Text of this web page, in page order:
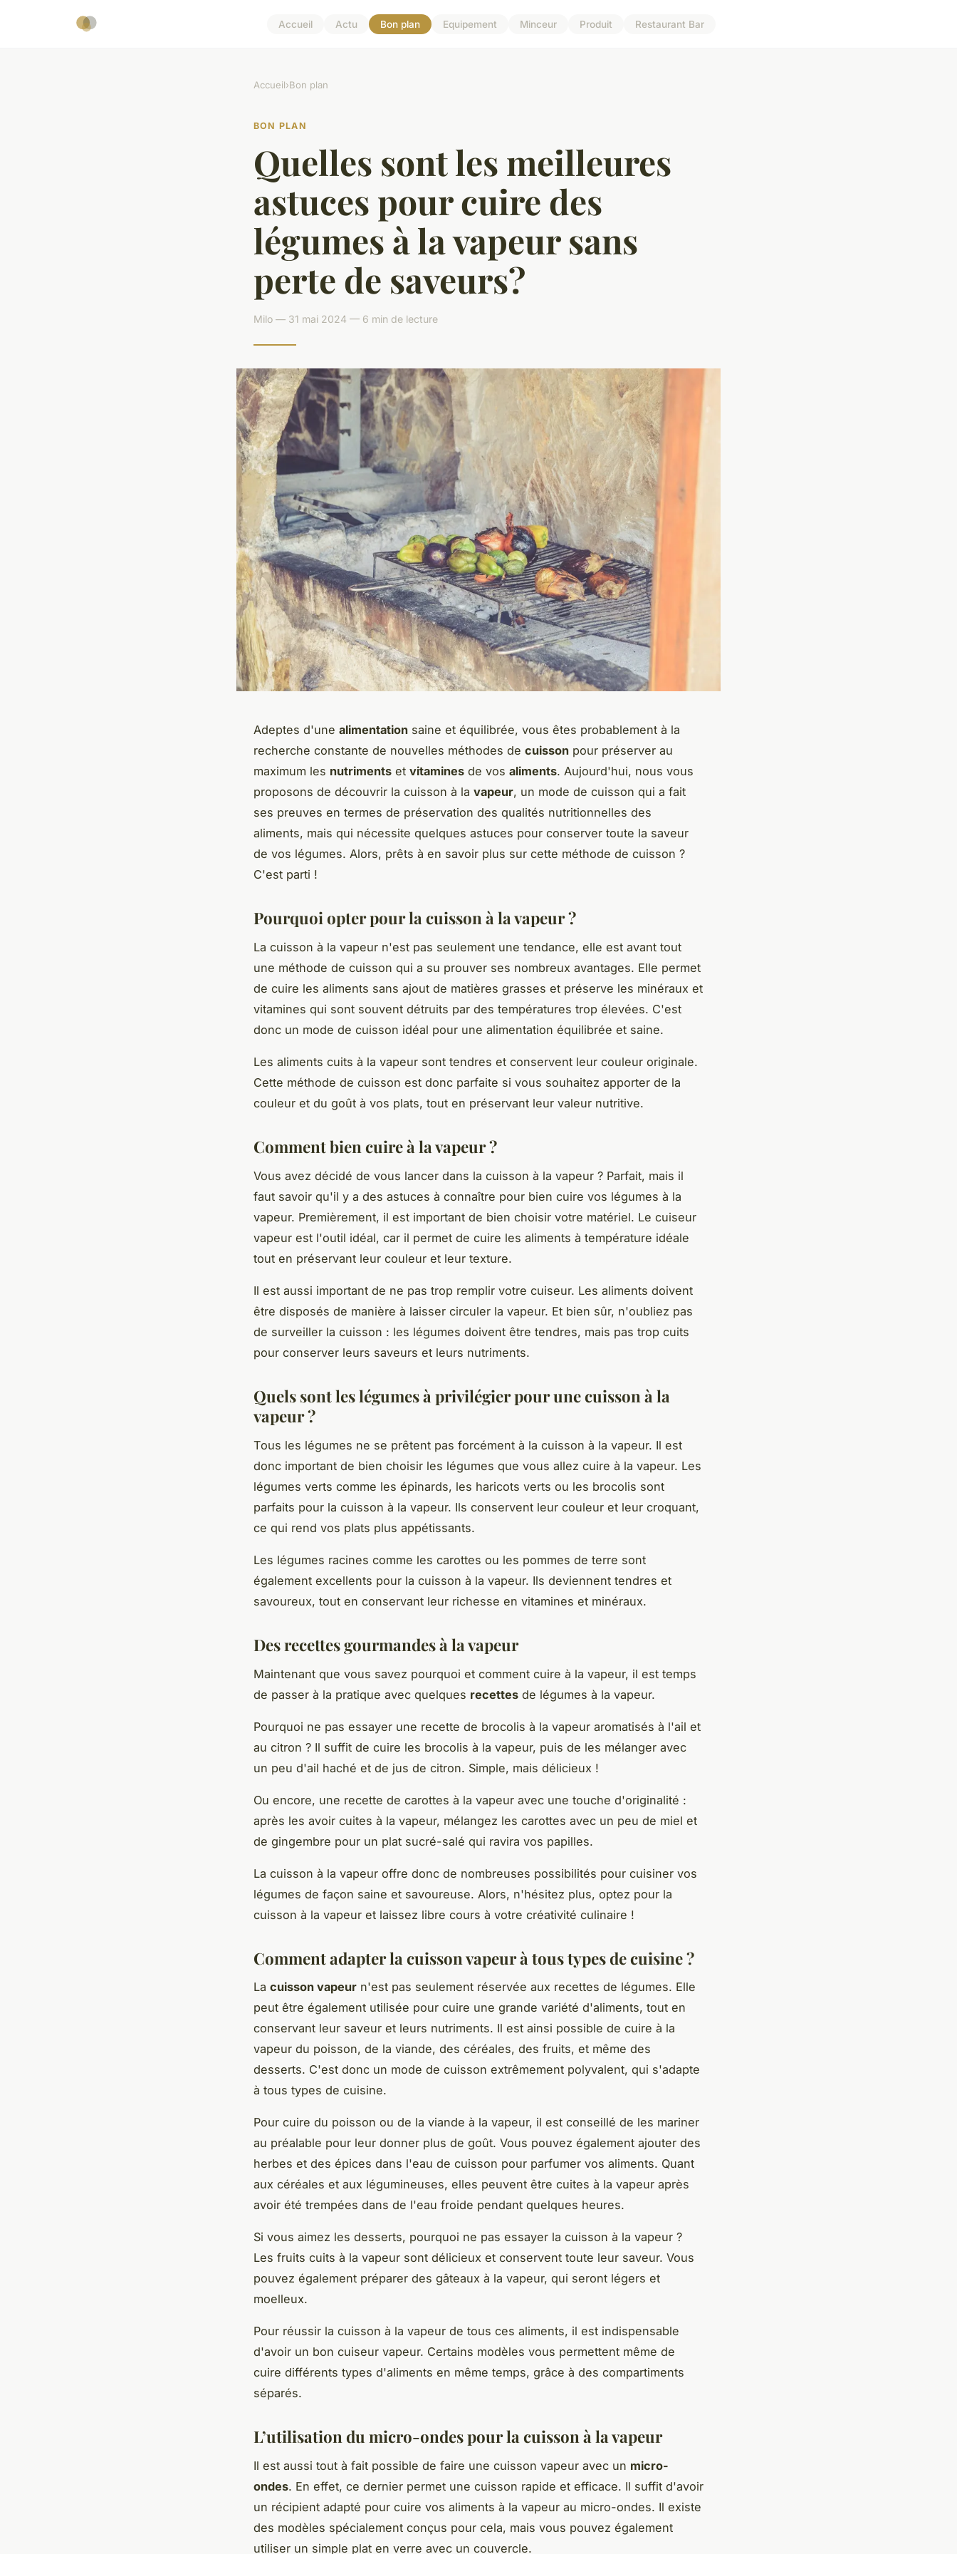
Accueil Actu Bon plan Equipement Minceur Produit Restaurant Bar
Accueil›Bon plan
BON PLAN
Quelles sont les meilleures
astuces pour cuire des
légumes à la vapeur sans
perte de saveurs?
Milo — 31 mai 2024 — 6 min de lecture
Adeptes d'une alimentation saine et équilibrée, vous êtes probablement à la
recherche constante de nouvelles méthodes de cuisson pour préserver au
maximum les nutriments et vitamines de vos aliments. Aujourd'hui, nous vous
proposons de découvrir la cuisson à la vapeur, un mode de cuisson qui a fait
ses preuves en termes de préservation des qualités nutritionnelles des
aliments, mais qui nécessite quelques astuces pour conserver toute la saveur
de vos légumes. Alors, prêts à en savoir plus sur cette méthode de cuisson ?
C'est parti !
Pourquoi opter pour la cuisson à la vapeur ?
La cuisson à la vapeur n'est pas seulement une tendance, elle est avant tout
une méthode de cuisson qui a su prouver ses nombreux avantages. Elle permet
de cuire les aliments sans ajout de matières grasses et préserve les minéraux et
vitamines qui sont souvent détruits par des températures trop élevées. C'est
donc un mode de cuisson idéal pour une alimentation équilibrée et saine.
Les aliments cuits à la vapeur sont tendres et conservent leur couleur originale.
Cette méthode de cuisson est donc parfaite si vous souhaitez apporter de la
couleur et du goût à vos plats, tout en préservant leur valeur nutritive.
Comment bien cuire à la vapeur ?
Vous avez décidé de vous lancer dans la cuisson à la vapeur ? Parfait, mais il
faut savoir qu'il y a des astuces à connaître pour bien cuire vos légumes à la
vapeur. Premièrement, il est important de bien choisir votre matériel. Le cuiseur
vapeur est l'outil idéal, car il permet de cuire les aliments à température idéale
tout en préservant leur couleur et leur texture.
Il est aussi important de ne pas trop remplir votre cuiseur. Les aliments doivent
être disposés de manière à laisser circuler la vapeur. Et bien sûr, n'oubliez pas
de surveiller la cuisson : les légumes doivent être tendres, mais pas trop cuits
pour conserver leurs saveurs et leurs nutriments.
Quels sont les légumes à privilégier pour une cuisson à la
vapeur ?
Tous les légumes ne se prêtent pas forcément à la cuisson à la vapeur. Il est
donc important de bien choisir les légumes que vous allez cuire à la vapeur. Les
légumes verts comme les épinards, les haricots verts ou les brocolis sont
parfaits pour la cuisson à la vapeur. Ils conservent leur couleur et leur croquant,
ce qui rend vos plats plus appétissants.
Les légumes racines comme les carottes ou les pommes de terre sont
également excellents pour la cuisson à la vapeur. Ils deviennent tendres et
savoureux, tout en conservant leur richesse en vitamines et minéraux.
Des recettes gourmandes à la vapeur
Maintenant que vous savez pourquoi et comment cuire à la vapeur, il est temps
de passer à la pratique avec quelques recettes de légumes à la vapeur.
Pourquoi ne pas essayer une recette de brocolis à la vapeur aromatisés à l'ail et
au citron ? Il suffit de cuire les brocolis à la vapeur, puis de les mélanger avec
un peu d'ail haché et de jus de citron. Simple, mais délicieux !
Ou encore, une recette de carottes à la vapeur avec une touche d'originalité :
après les avoir cuites à la vapeur, mélangez les carottes avec un peu de miel et
de gingembre pour un plat sucré-salé qui ravira vos papilles.
La cuisson à la vapeur offre donc de nombreuses possibilités pour cuisiner vos
légumes de façon saine et savoureuse. Alors, n'hésitez plus, optez pour la
cuisson à la vapeur et laissez libre cours à votre créativité culinaire !
Comment adapter la cuisson vapeur à tous types de cuisine ?
La cuisson vapeur n'est pas seulement réservée aux recettes de légumes. Elle
peut être également utilisée pour cuire une grande variété d'aliments, tout en
conservant leur saveur et leurs nutriments. Il est ainsi possible de cuire à la
vapeur du poisson, de la viande, des céréales, des fruits, et même des
desserts. C'est donc un mode de cuisson extrêmement polyvalent, qui s'adapte
à tous types de cuisine.
Pour cuire du poisson ou de la viande à la vapeur, il est conseillé de les mariner
au préalable pour leur donner plus de goût. Vous pouvez également ajouter des
herbes et des épices dans l'eau de cuisson pour parfumer vos aliments. Quant
aux céréales et aux légumineuses, elles peuvent être cuites à la vapeur après
avoir été trempées dans de l'eau froide pendant quelques heures.
Si vous aimez les desserts, pourquoi ne pas essayer la cuisson à la vapeur ?
Les fruits cuits à la vapeur sont délicieux et conservent toute leur saveur. Vous
pouvez également préparer des gâteaux à la vapeur, qui seront légers et
moelleux.
Pour réussir la cuisson à la vapeur de tous ces aliments, il est indispensable
d'avoir un bon cuiseur vapeur. Certains modèles vous permettent même de
cuire différents types d'aliments en même temps, grâce à des compartiments
séparés.
L’utilisation du micro-ondes pour la cuisson à la vapeur
Il est aussi tout à fait possible de faire une cuisson vapeur avec un micro-
ondes. En effet, ce dernier permet une cuisson rapide et efficace. Il suffit d'avoir
un récipient adapté pour cuire vos aliments à la vapeur au micro-ondes. Il existe
des modèles spécialement conçus pour cela, mais vous pouvez également
utiliser un simple plat en verre avec un couvercle.